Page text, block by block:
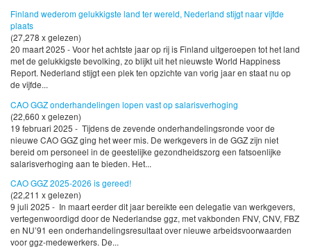
Finland wederom gelukkigste land ter wereld, Nederland stijgt naar vijfde
plaats
(27,278 x gelezen)
20 maart 2025 - Voor het achtste jaar op rij is Finland uitgeroepen tot het land
met de gelukkigste bevolking, zo blijkt uit het nieuwste World Happiness
Report. Nederland stijgt een plek ten opzichte van vorig jaar en staat nu op
de vijfde...
CAO GGZ onderhandelingen lopen vast op salarisverhoging
(22,660 x gelezen)
19 februari 2025 - Tijdens de zevende onderhandelingsronde voor de
nieuwe CAO GGZ ging het weer mis. De werkgevers in de GGZ zijn niet
bereid om personeel in de geestelijke gezondheidszorg een fatsoenlijke
salarisverhoging aan te bieden. Het...
CAO GGZ 2025-2026 is gereed!
(22,211 x gelezen)
9 juli 2025 - In maart eerder dit jaar bereikte een delegatie van werkgevers,
vertegenwoordigd door de Nederlandse ggz, met vakbonden FNV, CNV, FBZ
en NU’91 een onderhandelingsresultaat over nieuwe arbeidsvoorwaarden
voor ggz-medewerkers. De...